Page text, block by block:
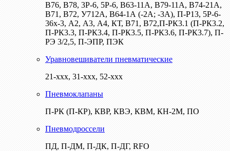
В76, В78, 3Р-6, 5Р-6, В63-11А, В79-11А, В74-21А,
В71, В72, У712А, В64-1А (-2А; -3А), П-Р13, 5Р-6-
36х-3, А2, А3, А4, КТ, В71, В72,П-РК3.1 (П-РК3.2,
П-РК3.3, П-РК3.4, П-РК3.5, П-РК3.6, П-РК3.7), П-
РЭ 3/2,5, П-ЭПР, ПЭК
Уравновешиватели пневматические
21-ххх, 31-ххх, 52-ххх
Пневмоклапаны
П-РК (П-КР), КВР, КВЭ, КВМ, КН-2М, ПО
Пневмодроссели
ПД, П-ДМ, П-ДК, П-ДГ, RFO